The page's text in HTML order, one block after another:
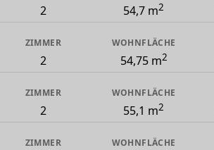
2 54,7 m2
ZIMMER
2
WOHNFLÄCHE
54,75 m2
ZIMMER
2
WOHNFLÄCHE
55,1 m2
ZIMMER WOHNFLÄCHE